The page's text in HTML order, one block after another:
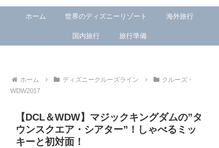
ホーム 世界のディズニーリゾート 海外旅行
国内旅行 旅行準備
ホーム ディズニークルーズライン
クルーズ・
WDW2017
【DCL＆WDW】マジックキングダムの”タ
ウンスクエア・シアター”！しゃべるミッ
キーと初対面！